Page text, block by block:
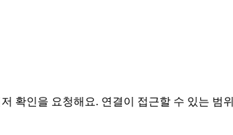
확인을 요청해요. 연결이 접근할 수 있는 범